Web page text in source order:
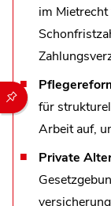
Durch die
im
für
Arbeit auf,
Private